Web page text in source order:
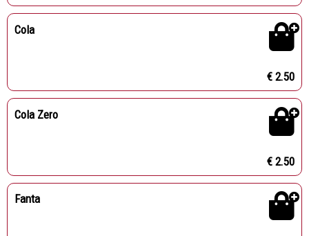
Cola
€ 2.50
Cola Zero
€ 2.50
Fanta